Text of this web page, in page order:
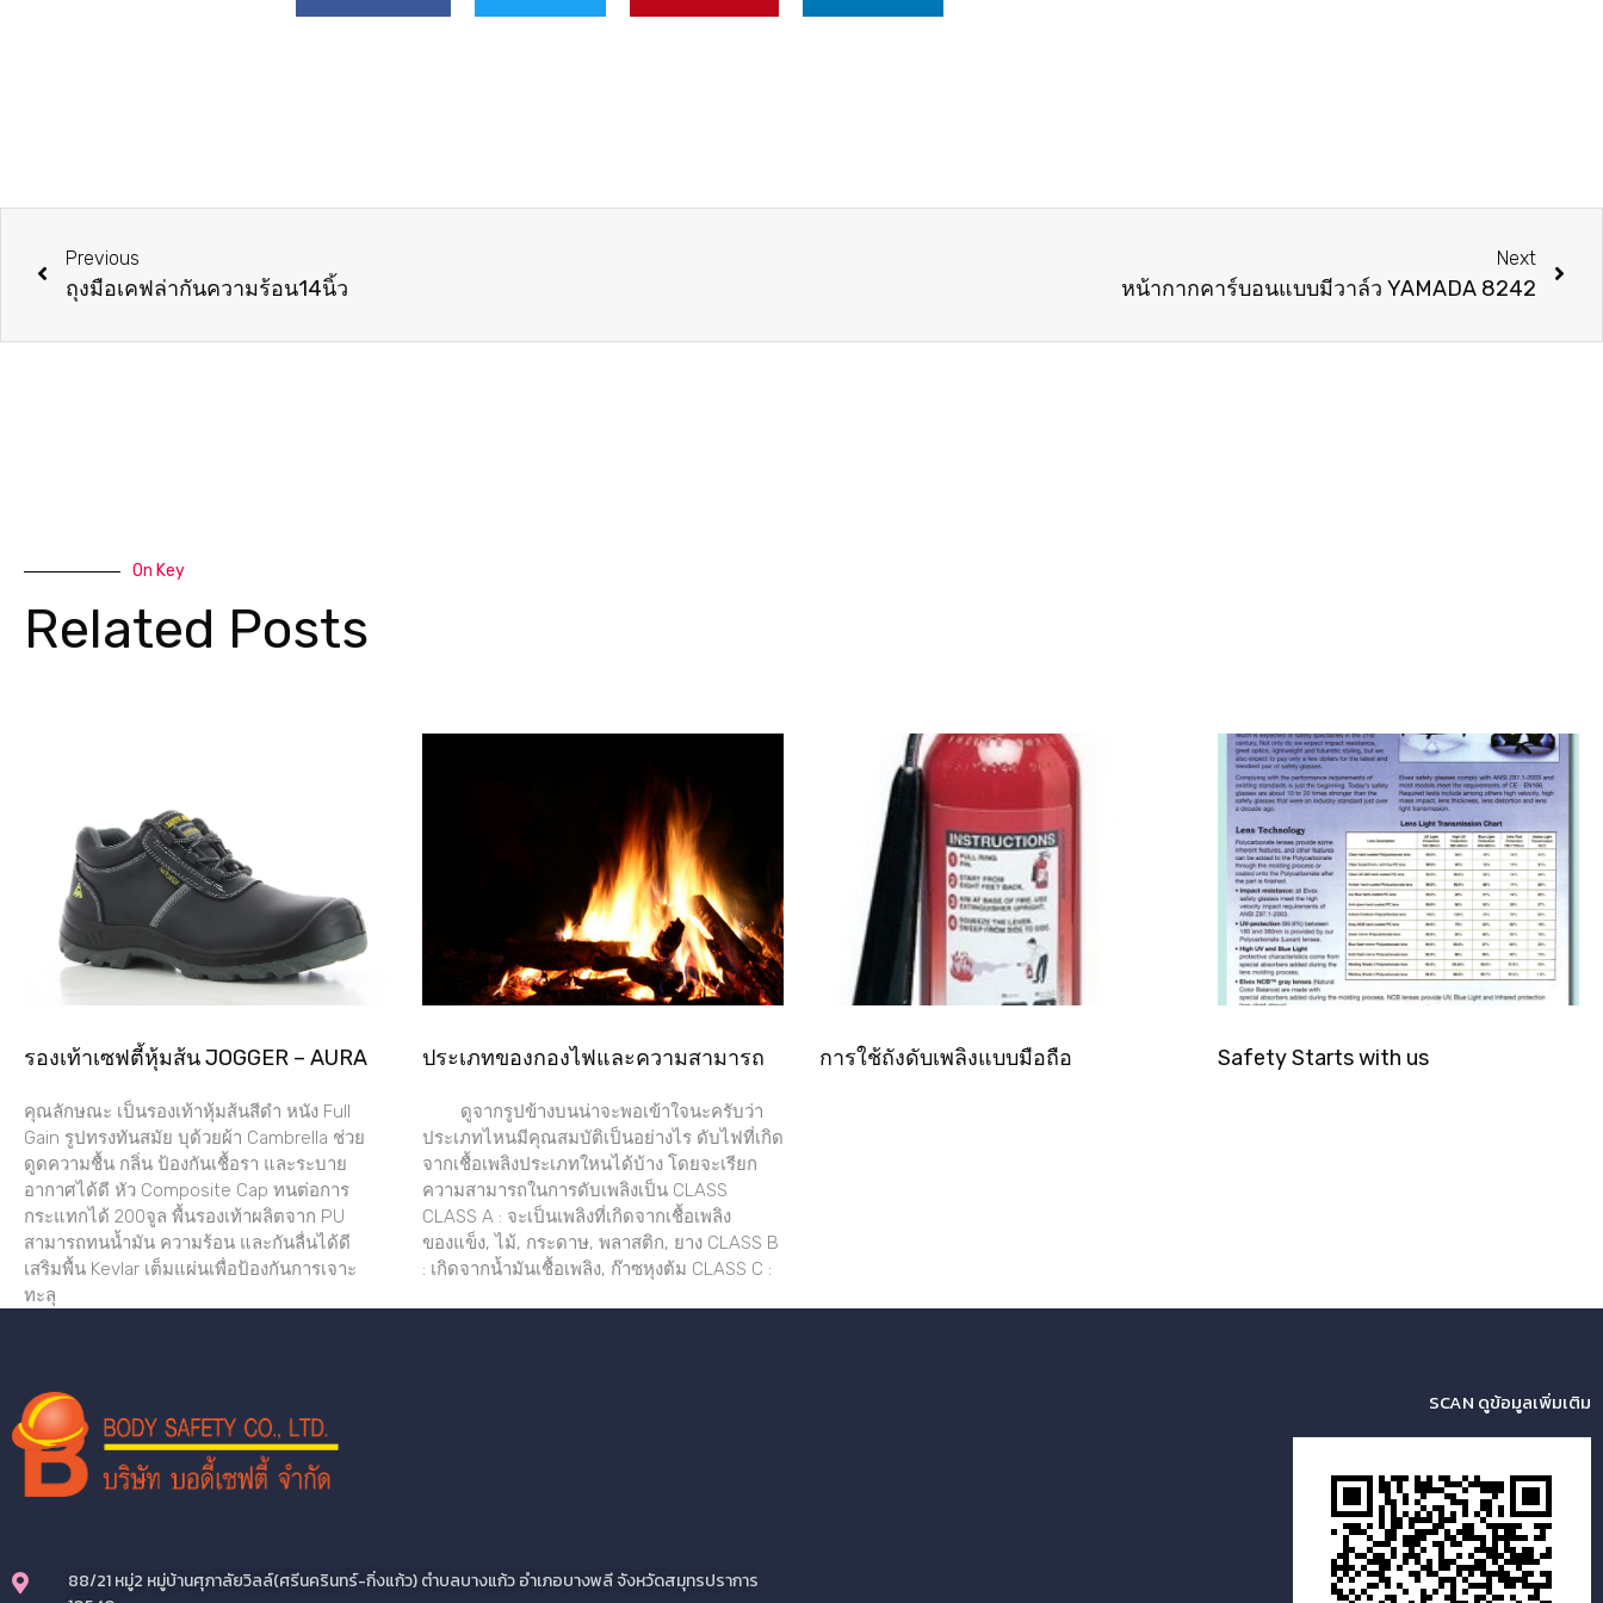
Previous
ถุงมือเคฟล่ากันความร้อน14นิ้ว
Next
หน้ากากคาร์บอนแบบมีวาล์ว YAMADA 8242
On Key
Related Posts
รองเท้าเซฟตี้หุ้มส้น JOGGER – AURA
คุณลักษณะ เป็นรองเท้าหุ้มส้นสีดำ หนัง Full
Gain รูปทรงทันสมัย บุด้วยผ้า Cambrella ช่วย
ดูดความชื้น กลิ่น ป้องกันเชื้อรา และระบาย
อากาศได้ดี หัว Composite Cap ทนต่อการ
กระแทกได้ 200จูล พื้นรองเท้าผลิตจาก PU
สามารถทนน้ำมัน ความร้อน และกันลื่นได้ดี
เสริมพื้น Kevlar เต็มแผ่นเพื่อป้องกันการเจาะ
ทะลุ
ประเภทของกองไฟและความสามารถ
ดูจากรูปข้างบนน่าจะพอเข้าใจนะครับว่า
ประเภทไหนมีคุณสมบัติเป็นอย่างไร ดับไฟที่เกิด
จากเชื้อเพลิงประเภทใหนได้บ้าง โดยจะเรียก
ความสามารถในการดับเพลิงเป็น CLASS
CLASS A : จะเป็นเพลิงที่เกิดจากเชื้อเพลิง
ของแข็ง, ไม้, กระดาษ, พลาสติก, ยาง CLASS B
: เกิดจากน้ำมันเชื้อเพลิง, ก๊าซหุงต้ม CLASS C :
การใช้ถังดับเพลิงแบบมือถือ Safety Starts with us
88/21 หมู่2 หมู่บ้านศุภาลัยวิลล์(ศรีนครินทร์-กิ่งแก้ว) ตำบลบางแก้ว อำเภอบางพลี จังหวัดสมุทรปราการ
SCAN ดูข้อมูลเพิ่มเติม